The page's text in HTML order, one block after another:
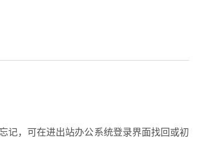
记，可在进出站办公系统登录界面找回或初